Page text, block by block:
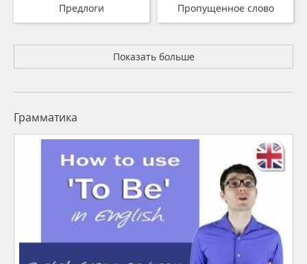
Предлоги Пропущенное слово
Показать больше
Грамматика